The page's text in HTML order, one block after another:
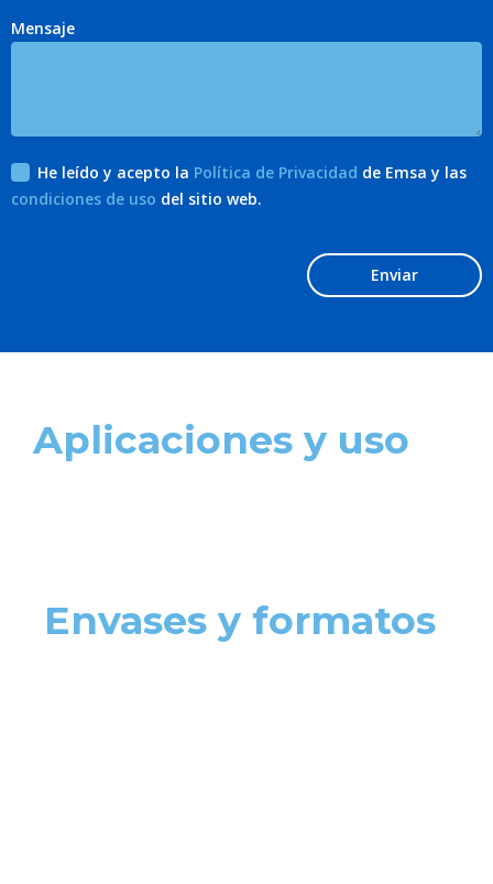
Mensaje
He leído y acepto la Política de Privacidad de Emsa y las
condiciones de uso del sitio web.
Enviar
Aplicaciones y uso
Envases y formatos